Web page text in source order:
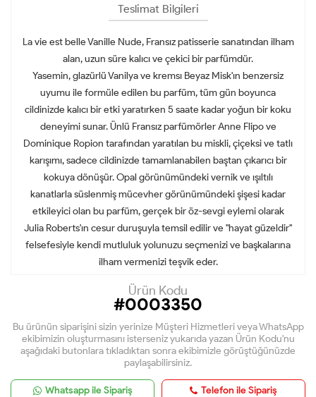
Teslimat Bilgileri
La vie est belle Vanille Nude, Fransız patisserie sanatından ilham
alan, uzun süre kalıcı ve çekici bir parfümdür.
Yasemin, glazürlü Vanilya ve kremsı Beyaz Misk'ın benzersiz
uyumu ile formüle edilen bu parfüm, tüm gün boyunca
cildinizde kalıcı bir etki yaratırken 5 saate kadar yoğun bir koku
deneyimi sunar. Ünlü Fransız parfümörler Anne Flipo ve
Dominique Ropion tarafından yaratılan bu miskli, çiçeksi ve tatlı
karışımı, sadece cildinizde tamamlanabilen baştan çıkarıcı bir
kokuya dönüşür. Opal görünümündeki vernik ve ışıltılı
kanatlarla süslenmiş mücevher görünümündeki şişesi kadar
etkileyici olan bu parfüm, gerçek bir öz-sevgi eylemi olarak
Julia Roberts'ın cesur duruşuyla temsil edilir ve "hayat güzeldir"
felsefesiyle kendi mutluluk yolunuzu seçmenizi ve başkalarına
ilham vermenizi teşvik eder.
Ürün Kodu
#0003350
Bu ürünün siparişini sizin yerinize Müşteri Hizmetleri veya WhatsApp
ekibimizin oluşturmasını isterseniz yukarıda yazan Ürün Kodu'nu
aşağıdaki butonlara tıkladıktan sonra ekibimizle görüştüğünüzde
paylaşabilirsiniz.
Whatsapp ile Sipariş Telefon ile Sipariş